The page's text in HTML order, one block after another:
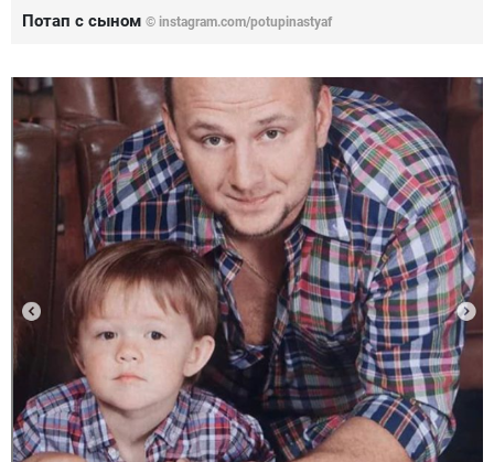
Потап с сыном © instagram.com/potupinastyaf